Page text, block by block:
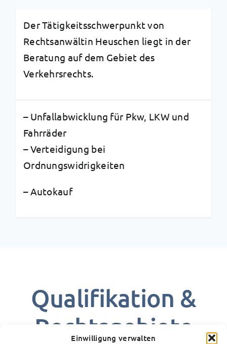
Einwilligung verwalten
Der Tätigkeitsschwerpunkt von
Rechtsanwältin Heuschen liegt in der
Beratung auf dem Gebiet des
Verkehrsrechts.
– Unfallabwicklung für Pkw, LKW und
Fahrräder
– Verteidigung bei
Ordnungswidrigkeiten
– Autokauf
Qualifikation &
Rechtsgebiete